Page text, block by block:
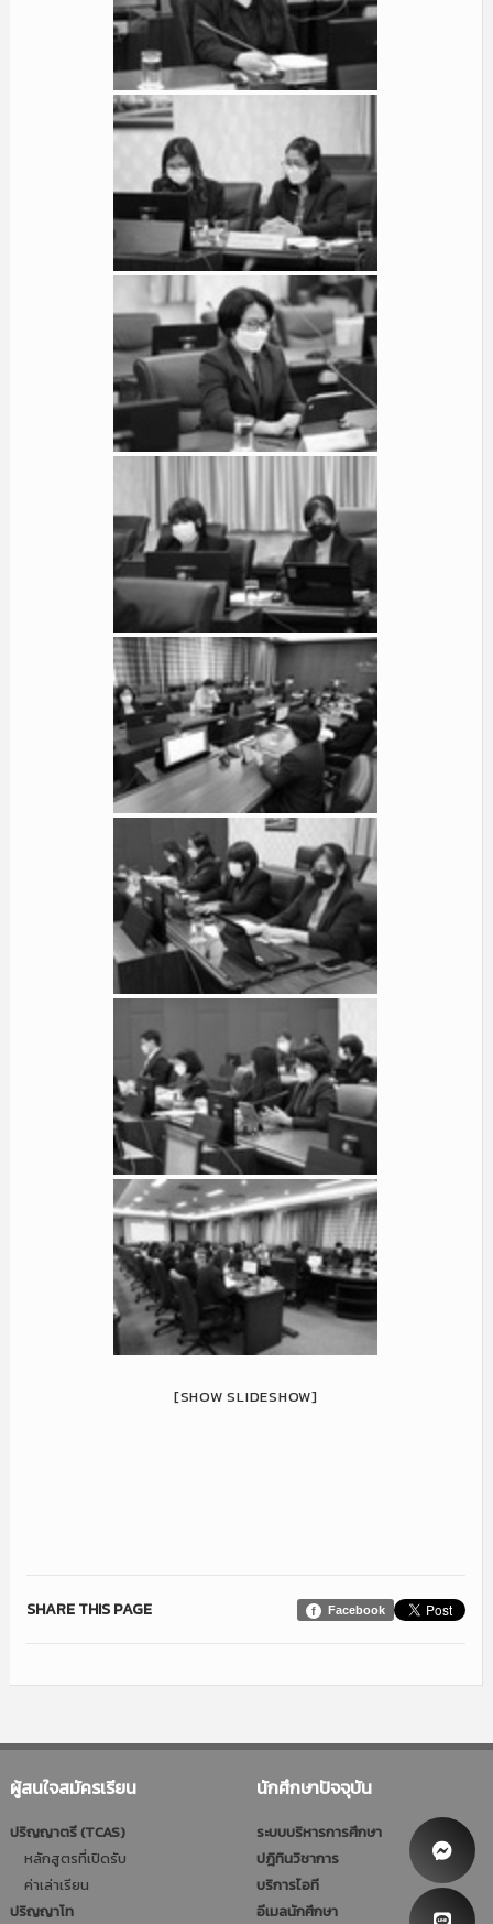
[SHOW SLIDESHOW]
Facebook
SHARE THIS PAGE
ผู้สนใจสมัครเรียน
ปริญญาตรี (TCAS)
หลักสูตรที่เปิดรับ
ค่าเล่าเรียน
ปริญญาโท
นักศึกษาปัจจุบัน
ระบบบริหารการศึกษา
ปฎิทินวิชาการ
บริการไอที
อีเมลนักศึกษา